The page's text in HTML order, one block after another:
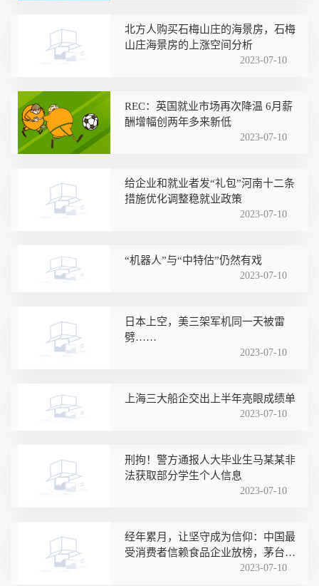
北方人购买石梅山庄的海景房，石梅
山庄海景房的上涨空间分析
2023-07-10
REC：英国就业市场再次降温 6月薪
酬增幅创两年多来新低
2023-07-10
给企业和就业者发“礼包”河南十二条
措施优化调整稳就业政策
2023-07-10
“机器人”与“中特估”仍然有戏
2023-07-10
日本上空，美三架军机同一天被雷
劈……
2023-07-10
上海三大船企交出上半年亮眼成绩单
2023-07-10
刑拘！警方通报人大毕业生马某某非
法获取部分学生个人信息
2023-07-10
经年累月，让坚守成为信仰：中国最
受消费者信赖食品企业放榜，茅台酒
2023-07-10